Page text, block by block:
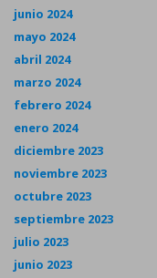
junio 2024
mayo 2024
abril 2024
marzo 2024
febrero 2024
enero 2024
diciembre 2023
noviembre 2023
octubre 2023
septiembre 2023
julio 2023
junio 2023